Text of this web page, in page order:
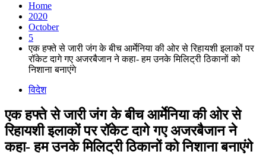
Home
2020
October
5
एक हफ्ते से जारी जंग के बीच आर्मेनिया की ओर से रिहायशी इलाकों पर
रॉकेट दागे गए अजरबैजान ने कहा- हम उनके मिलिट्री ठिकानों को
निशाना बनाएंगे
विदेश
एक हफ्ते से जारी जंग के बीच आर्मेनिया की ओर से
रिहायशी इलाकों पर रॉकेट दागे गए अजरबैजान ने
कहा- हम उनके मिलिट्री ठिकानों को निशाना बनाएंगे